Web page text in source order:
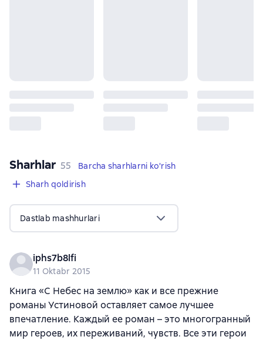
Sharhlar 55 sharhlar
55
Barcha sharhlarni ko'rish
Sharh qoldirish
Dastlab mashhurlari
iphs7b8lfi
11 Oktabr 2015
Книга «С Небес на землю» как и все прежние
романы Устиновой оставляет самое лучшее
впечатление. Каждый ее роман – это многогранный
мир героев, их переживаний, чувств. Все эти герои